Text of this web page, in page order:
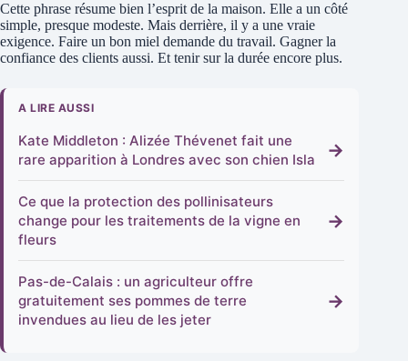
Cette phrase résume bien l’esprit de la maison. Elle a un côté
simple, presque modeste. Mais derrière, il y a une vraie
exigence. Faire un bon miel demande du travail. Gagner la
confiance des clients aussi. Et tenir sur la durée encore plus.
A LIRE AUSSI
Kate Middleton : Alizée Thévenet fait une
rare apparition à Londres avec son chien Isla
→
Ce que la protection des pollinisateurs
change pour les traitements de la vigne en
fleurs
→
Pas-de-Calais : un agriculteur offre
gratuitement ses pommes de terre
invendues au lieu de les jeter
→